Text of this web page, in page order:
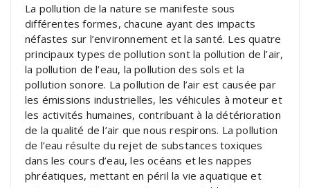
La pollution de la nature se manifeste sous
différentes formes, chacune ayant des impacts
néfastes sur l’environnement et la santé. Les quatre
principaux types de pollution sont la pollution de l’air,
la pollution de l’eau, la pollution des sols et la
pollution sonore. La pollution de l’air est causée par
les émissions industrielles, les véhicules à moteur et
les activités humaines, contribuant à la détérioration
de la qualité de l’air que nous respirons. La pollution
de l’eau résulte du rejet de substances toxiques
dans les cours d’eau, les océans et les nappes
phréatiques, mettant en péril la vie aquatique et